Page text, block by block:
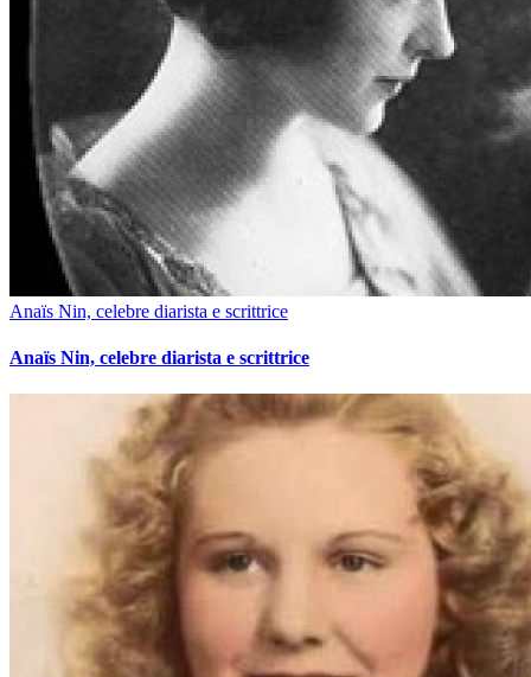
Anaïs Nin, celebre diarista e scrittrice
Anaïs Nin, celebre diarista e scrittrice